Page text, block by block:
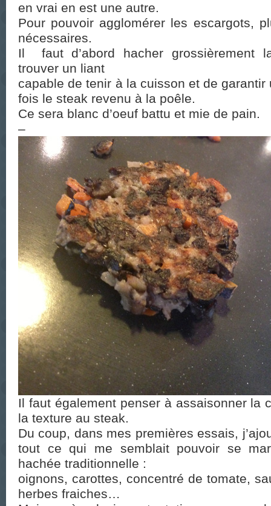
en vrai en est une autre.
Pour pouvoir agglomérer les escargots,
nécessaires.
Il faut d’abord hacher grossièrement
trouver un liant
capable de tenir à la cuisson et de
fois le steak revenu à la poêle.
Ce sera blanc d’oeuf battu et mie de pain.
–
Il faut également penser à assaisonner la
la texture au steak.
Du coup, dans mes premières essais,
tout ce qui me semblait pouvoir se
hachée traditionnelle :
oignons, carottes, concentré de tomate,
herbes fraiches…